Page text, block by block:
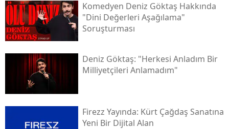
Komedyen Deniz Göktaş Hakkında
"dini Değerleri Aşağılama"
Soruşturması
Deniz Göktaş: "herkesi Anladım Bir
Milliyetçileri Anlamadım"
Firezz Yayında: Kürt Çağdaş Sanatına
Yeni Bir Dijital Alan